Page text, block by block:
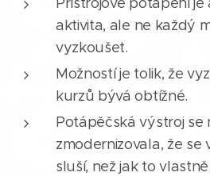
aktivita, ale ne každý
vyzkoušet.
Možností je tolik, že
kurzů bývá obtížné.
Potápěčská výstroj se
zmodernizovala, že se
sluší, než jak to